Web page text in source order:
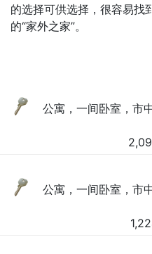
的选择可供选择，很容易找
的“家外之家”。
公寓，一间卧室，市
公寓，一间卧室，市